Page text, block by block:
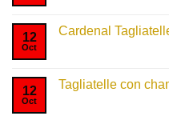
en
Fusilli
12
Oct
Cardenal
en
Cardenal
12
Oct
Tagliatelle con